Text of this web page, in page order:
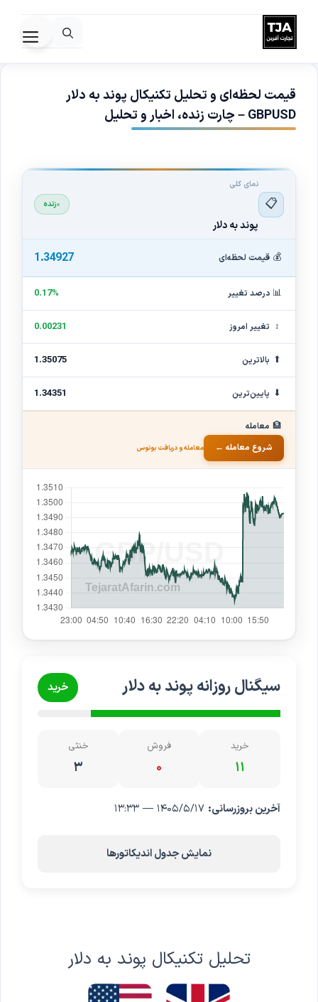
به
محتواقیمت لحظه‌ای و تحلیل تکنیکال پوند به دلار
GBPUSD – چارت زنده، اخبار و تحلیل
📋
نمای کلی
پوند به دلار
زنده
💰 قیمت لحظه‌ای 1.34927
📊 درصد تغییر 0.17%
↕ تغییر امروز 0.00231
⬆ بالاترین 1.35075
⬇ پایین‌ترین 1.34351
🏦 معامله
شروع معامله ←
معامله و دریافت بونوس
سیگنال روزانه پوند به دلار خرید
خرید
۱۱
فروش
۰
خنثی
۳
آخرین بروزرسانی:
نمایش جدول اندیکاتورها
تحلیل تکنیکال پوند به دلار